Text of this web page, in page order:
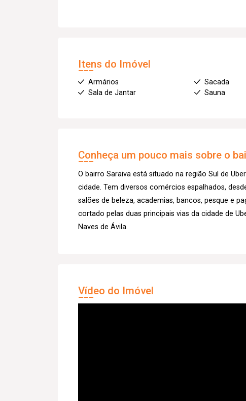
Itens do Imóvel
Armários Sacada
Sala de Jantar
Sauna
Conheça um pouco mais sobre o
O bairro Saraiva está situado na região Sul de
cidade. Tem diversos comércios espalhados,
salões de beleza, academias, bancos, pesque e
cortado pelas duas principais vias da cidade de
Naves de Ávila.
Vídeo do Imóvel